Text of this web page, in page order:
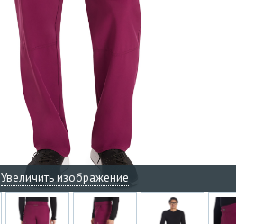
Увеличить изображение